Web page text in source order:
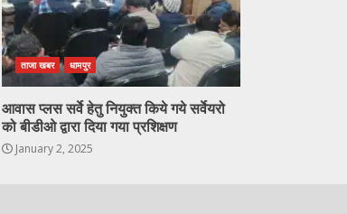
ताजा खबर धामपुर
आवास प्लस सर्वे हेतु नियुक्त किये गये सर्वेयरो
को बीडीओ द्वारा दिया गया प्रशिक्षण
January 2, 2025